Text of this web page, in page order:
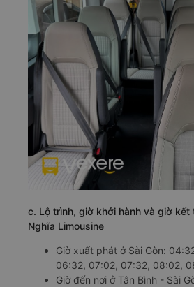
c. Lộ trình, giờ khởi hành và giờ kết
Nghĩa Limousine
Giờ xuất phát ở Sài Gòn:
06:32, 07:02, 07:32, 08:02,
Giờ đến nơi ở Tân Bình - Sài